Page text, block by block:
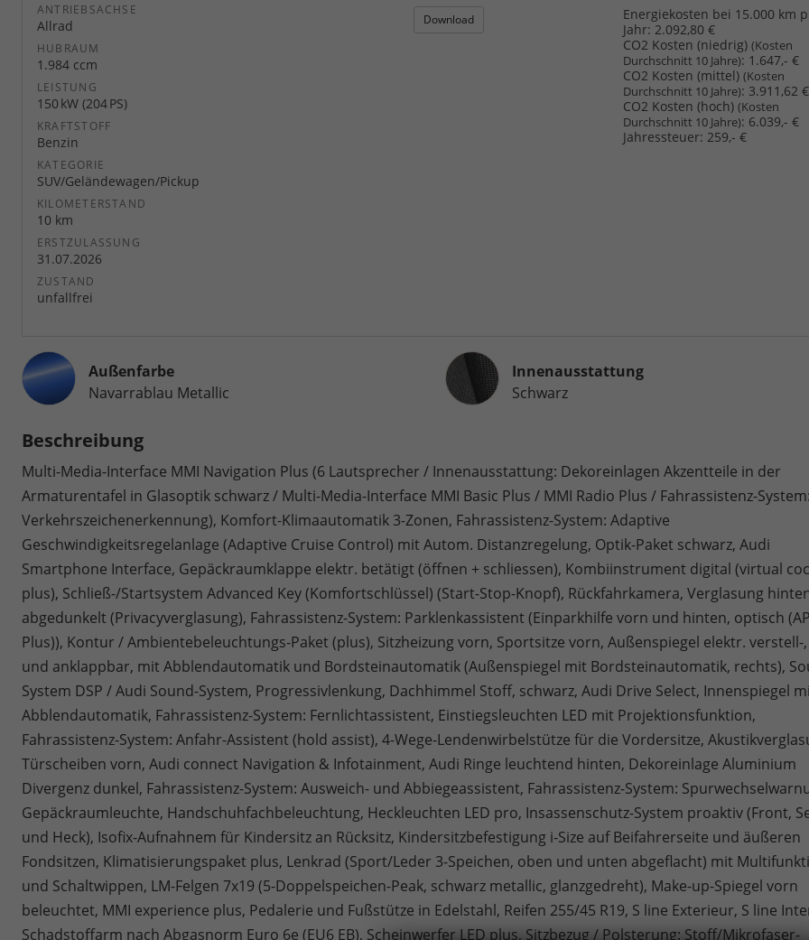
ANTRIEBSACHSE
Allrad
HUBRAUM
1.984 ccm
LEISTUNG
150 kW (204 PS)
KRAFTSTOFF
Benzin
KATEGORIE
SUV/Geländewagen/Pickup
KILOMETERSTAND
10 km
ERSTZULASSUNG
31.07.2026
ZUSTAND
unfallfrei
Download
Energiekosten bei 15.000 km
Jahr: 2.092,80 €
CO2 Kosten (niedrig) (Kosten
Durchschnitt 10 Jahre): 1.647,- €
CO2 Kosten (mittel) (Kosten
Durchschnitt 10 Jahre): 3.911,62 €
CO2 Kosten (hoch) (Kosten
Durchschnitt 10 Jahre): 6.039,- €
Jahressteuer: 259,- €
Außenfarbe
Navarrablau Metallic
InnenausstattungInnenausstattung
Schwarz
Beschreibung
Multi-Media-Interface MMI Navigation Plus (6 Lautsprecher / Innenausstattung: Dekoreinlagen Akzentteile in der
Armaturentafel in Glasoptik schwarz / Multi-Media-Interface MMI Basic Plus / MMI Radio Plus / Fahrassistenz-
Verkehrszeichenerkennung), Komfort-Klimaautomatik 3-Zonen, Fahrassistenz-System: Adaptive
Geschwindigkeitsregelanlage (Adaptive Cruise Control) mit Autom. Distanzregelung, Optik-Paket schwarz, Audi
Smartphone Interface, Gepäckraumklappe elektr. betätigt (öffnen + schliessen), Kombiinstrument digital (virtual
plus), Schließ-/Startsystem Advanced Key (Komfortschlüssel) (Start-Stop-Knopf), Rückfahrkamera, Verglasung
abgedunkelt (Privacyverglasung), Fahrassistenz-System: Parklenkassistent (Einparkhilfe vorn und hinten, optisch
Plus)), Kontur / Ambientebeleuchtungs-Paket (plus), Sitzheizung vorn, Sportsitze vorn, Außenspiegel elektr. verstell-
und anklappbar, mit Abblendautomatik und Bordsteinautomatik (Außenspiegel mit Bordsteinautomatik, rechts),
System DSP / Audi Sound-System, Progressivlenkung, Dachhimmel Stoff, schwarz, Audi Drive Select, Innenspiegel
Abblendautomatik, Fahrassistenz-System: Fernlichtassistent, Einstiegsleuchten LED mit Projektionsfunktion,
Fahrassistenz-System: Anfahr-Assistent (hold assist), 4-Wege-Lendenwirbelstütze für die Vordersitze,
Türscheiben vorn, Audi connect Navigation & Infotainment, Audi Ringe leuchtend hinten, Dekoreinlage Aluminium
Divergenz dunkel, Fahrassistenz-System: Ausweich- und Abbiegeassistent, Fahrassistenz-System:
Gepäckraumleuchte, Handschuhfachbeleuchtung, Heckleuchten LED pro, Insassenschutz-System proaktiv (Front,
und Heck), Isofix-Aufnahnem für Kindersitz an Rücksitz, Kindersitzbefestigung i-Size auf Beifahrerseite und äußeren
Fondsitzen, Klimatisierungspaket plus, Lenkrad (Sport/Leder 3-Speichen, oben und unten abgeflacht) mit
und Schaltwippen, LM-Felgen 7x19 (5-Doppelspeichen-Peak, schwarz metallic, glanzgedreht), Make-up-Spiegel vorn
beleuchtet, MMI experience plus, Pedalerie und Fußstütze in Edelstahl, Reifen 255/45 R19, S line Exterieur, S line
Schadstoffarm nach Abgasnorm Euro 6e (EU6 EB), Scheinwerfer LED plus, Sitzbezug / Polsterung: Stoff/Mikrofaser-